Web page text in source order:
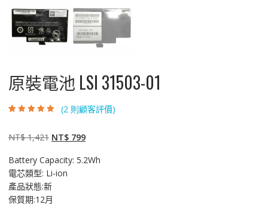
原裝電池 LSI 31503-01
行評分
(2 則顧客評價)
NT$1,421 原
價
格：
NT$ 1,421。
NT$799目
價
Battery Capacity: 5.2Wh
電芯類型: Li-ion
產品狀態:新
保質期:12月